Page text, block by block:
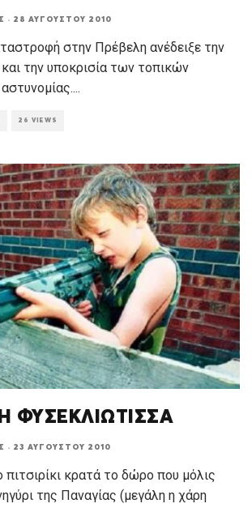
· 28 ΑΥΓΟΎΣΤΟΥ 2010
στην Πρέβελη ανέδειξε την
την υποκρισία των τοπικών
...
26 VIEWS
ΦΥΣΕΚΛΙΩΤΙΣΣΑ
· 23 ΑΥΓΟΎΣΤΟΥ 2010
πιτσιρίκι κρατά το δώρο που μόλις
της Παναγίας (μεγάλη η χάρη